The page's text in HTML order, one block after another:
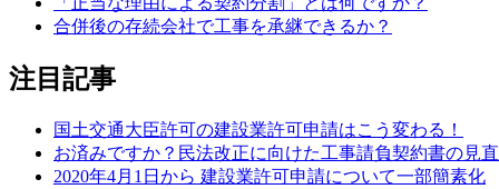
合併後の存続会社で工事を承継できるか？
注目記事
国土交通大臣許可の建設業許可申請はこう変わる！
お済みですか？民法改正に向けた工事請負契約書の見
2020年4月1日から 建設業許可申請について一部簡素化